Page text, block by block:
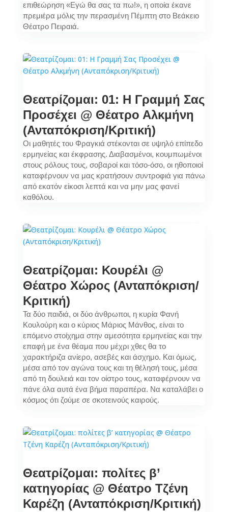
επιθεώρηση «Εγώ θα σας τα πω!», η οποία έκανε
πρεμιέρα μόλις την περασμένη Πέμπτη στο Βεάκειο
Θέατρο Πειραιά.
Θεατρίζομαι: 01: Η Γραμμή Σας
Προσέχει @ Θέατρο Αλκμήνη
(Ανταπόκριση/Κριτική)
Οι μαθητές του Φραγκιά στέκονται σε υψηλό επίπεδο
ερμηνείας και έκφρασης. Διαβασμένοι, κουμπωμένοι
στους ρόλους τους, σοβαροί και τόσο-όσο, οι ηθοποιοί
καταφέρνουν να μας κρατήσουν συντροφιά για πάνω
από εκατόν είκοσι λεπτά και να μην μας φανεί
καθόλου.
Θεατρίζομαι: Κουρέλι @
Θέατρο Χώρος (Ανταπόκριση/
Κριτική)
Τα δύο παιδιά, οι δύο άνθρωποι, η κυρία Φανή
Κουλούρη και ο κύριος Μάριος Μάνθος, είναι το
επόμενο στοίχημα στην αμεσότητα ερμηνείας και την
επαφή με ένα θέαμα που μέχρι χθες θα το
χαρακτήριζα ανίερο, ασεβές και άσχημο. Και όμως,
μέσα από τον αγώνα τους και τη θέλησή τους, μέσα
από τη δουλειά και τον οίστρο τους, καταφέρνουν να
πάνε όλα αυτά ένα βήμα παραπέρα. Να καταλάβει ο
κόσμος ότι ζούμε σε σκοτεινούς καιρούς.
Θεατρίζομαι: πολίτες β’
κατηγορίας @ Θέατρο Τζένη
Καρέζη (Ανταπόκριση/Κριτική)